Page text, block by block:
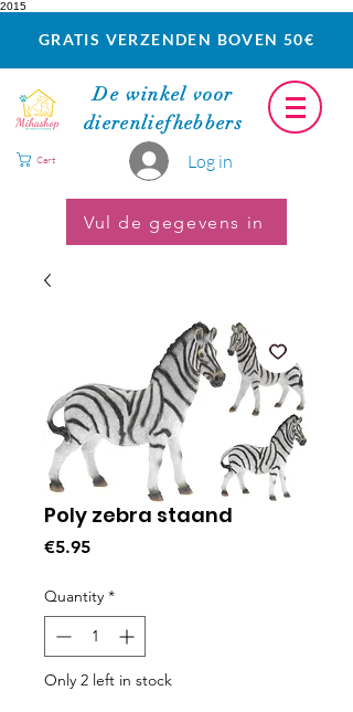
2015
GRATIS VERZENDEN BOVEN 50€
De winkel voor
dierenliefhebbers
Log in
Cart
Vul de gegevens in
Poly zebra staand
€5.95Price
Quantity *
Only 2 left in stock